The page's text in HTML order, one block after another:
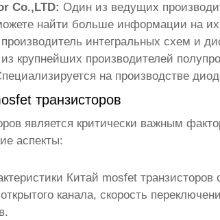
Co.,LTD: Один из ведущих
найти больше информации на
интегральных схем и
крупнейших производителей
на производстве
транзисторов
является критически важным
аспекты:
Китай mosfet транзисторов
канала, скорость